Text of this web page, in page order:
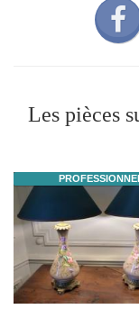
Les pièces